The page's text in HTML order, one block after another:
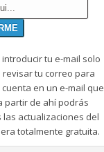
tu e-mail solo
tu correo para
en un e-mail que
partir de ahí podrás
las actualizaciones del
totalmente gratuita.